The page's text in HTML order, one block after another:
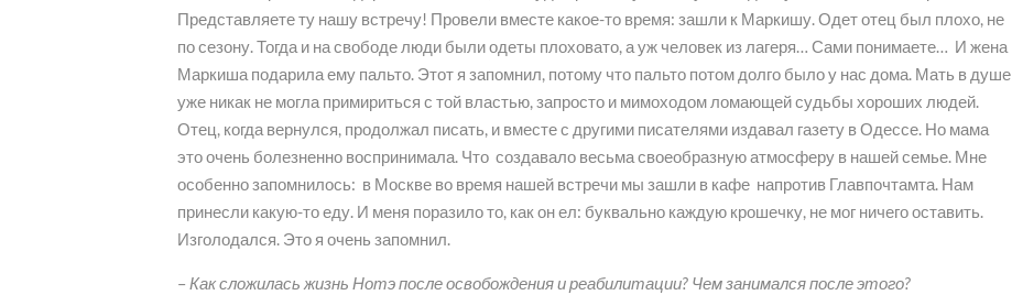
Представляете ту нашу встречу! Провели вместе какое-то время: зашли к Маркишу. Одет отец был плохо, не
по сезону. Тогда и на свободе люди были одеты плоховато, а уж человек из лагеря… Сами понимаете… И жена
Маркиша подарила ему пальто. Этот я запомнил, потому что пальто потом долго было у нас дома. Мать в душе
уже никак не могла примириться с той властью, запросто и мимоходом ломающей судьбы хороших людей.
Отец, когда вернулся, продолжал писать, и вместе с другими писателями издавал газету в Одессе. Но мама
это очень болезненно воспринимала. Что создавало весьма своеобразную атмосферу в нашей семье. Мне
особенно запомнилось: в Москве во время нашей встречи мы зашли в кафе напротив Главпочтамта. Нам
принесли какую-то еду. И меня поразило то, как он ел: буквально каждую крошечку, не мог ничего оставить.
Изголодался. Это я очень запомнил.
–Как сложилась жизнь Нотэ после освобождения и реабилитации? Чем занимался после этого?